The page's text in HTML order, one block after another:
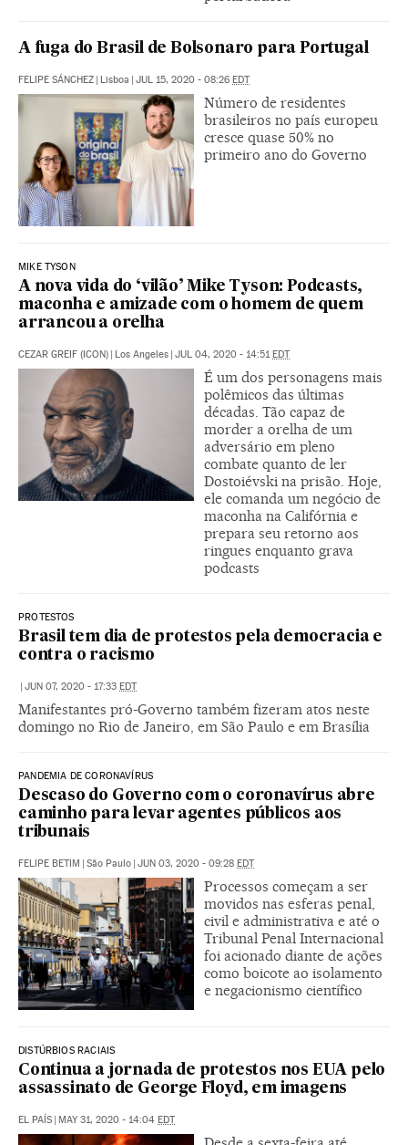
A fuga do Brasil de Bolsonaro para Portugal
FELIPE SÁNCHEZ | Lisboa | JUL 15, 2020 - 08:26 EDT
Número de residentes
brasileiros no país europeu
cresce quase 50% no
primeiro ano do Governo
MIKE TYSON
A nova vida do ‘vilão’ Mike Tyson: Podcasts,
maconha e amizade com o homem de quem
arrancou a orelha
CEZAR GREIF (ICON) | Los Angeles | JUL 04, 2020 - 14:51EDT
É um dos personagens mais
polêmicos das últimas
décadas. Tão capaz de
morder a orelha de um
adversário em pleno
combate quanto de ler
Dostoiévski na prisão. Hoje,
ele comanda um negócio de
maconha na Califórnia e
prepara seu retorno aos
ringues enquanto grava
podcasts
PROTESTOS
Brasil tem dia de protestos pela democracia e
contra o racismo
| JUN 07, 2020 - 17:33 EDT
Manifestantes pró-Governo também fizeram atos neste
domingo no Rio de Janeiro, em São Paulo e em Brasília
PANDEMIA DE CORONAVÍRUS
Descaso do Governo com o coronavírus abre
caminho para levar agentes públicos aos
tribunais
FELIPE BETIM | São Paulo | JUN 03, 2020 - 09:28 EDT
Processos começam a ser
movidos nas esferas penal,
civil e administrativa e até o
Tribunal Penal Internacional
foi acionado diante de ações
como boicote ao isolamento
e negacionismo científico
DISTÚRBIOS RACIAIS
Continua a jornada de protestos nos EUA pelo
assassinato de George Floyd, em imagens
EL PAÍS | MAY 31, 2020 - 14:04 EDT